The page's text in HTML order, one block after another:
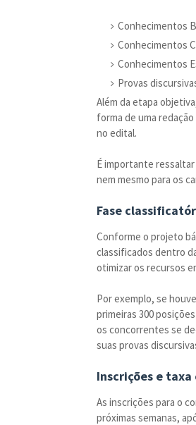
Conhecimentos
Conhecimentos
Conhecimentos
Provas
Além da etapa
forma de uma
no edital.
É importante
nem mesmo para os
Fase
Conforme o projeto
classificados dentro
otimizar os recursos
Por exemplo, se
primeiras 300
os concorrentes se
suas provas
Inscrições e
As inscrições para o
próximas semanas,